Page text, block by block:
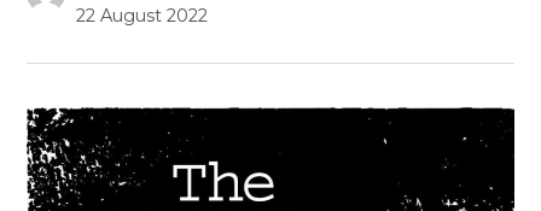
22 August 2022